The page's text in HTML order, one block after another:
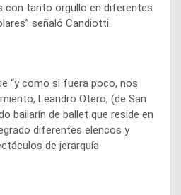
con tanto orgullo en diferentes
señaló Candiotti.
“y como si fuera poco, nos
Leandro Otero, (de San
bailarín de ballet que reside en
diferentes elencos y
de jerarquía